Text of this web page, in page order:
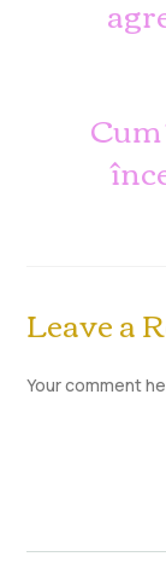
Leave a